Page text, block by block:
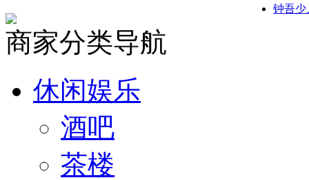
钟吾少
商家分类导航
休闲娱乐
酒吧
茶楼